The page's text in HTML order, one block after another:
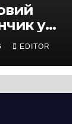
у
біля
EDITOR